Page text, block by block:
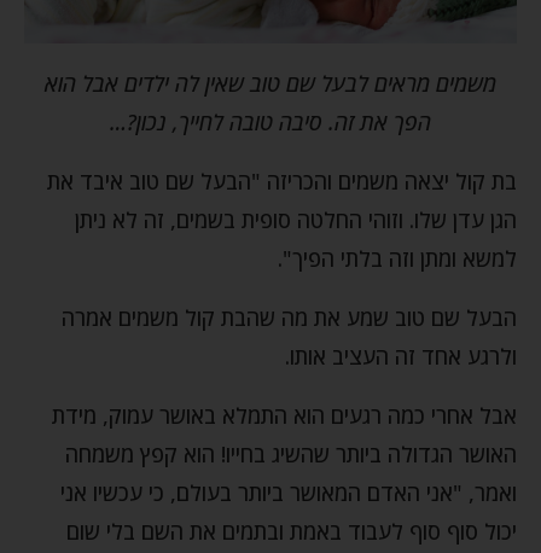
משמים מראים לבעל שם טוב שאין לה ילדים אבל הוא
הפך את זה. סיבה טובה לחייך, נכון?…
בת קול יצאה משמים והכריזה "הבעל שם טוב איבד את
הגן עדן שלו. וזוהי החלטה סופית בשמים, זה לא ניתן
למשא ומתן וזה בלתי הפיך".
הבעל שם טוב שמע את מה שהבת קול משמים אמרה
ולרגע אחד זה העציב אותו.
אבל אחרי כמה רגעים הוא התמלא באושר עמוק, מידת
האושר הגדולה ביותר שהשיג בחייו! הוא קפץ משמחה
ואמר, "אני האדם המאושר ביותר בעולם, כי עכשיו אני
יכול סוף סוף לעבוד באמת ובתמים את השם בלי שום